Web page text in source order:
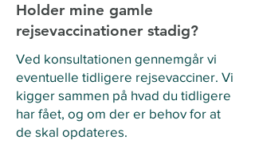
Holder mine gamle
rejsevaccinationer stadig?
Ved konsultationen gennemgår vi
eventuelle tidligere rejsevacciner. Vi
kigger sammen på hvad du tidligere
har fået, og om der er behov for at
de skal opdateres.